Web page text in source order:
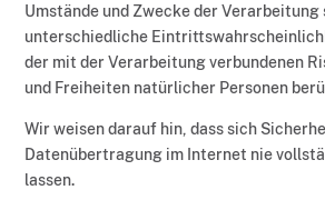
Umstände und Zwecke der Verarbeitung
unterschiedliche
der mit der Verarbeitung verbundenen
und Freiheiten natürlicher Personen
Wir weisen darauf hin, dass sich
Datenübertragung im Internet nie
lassen.